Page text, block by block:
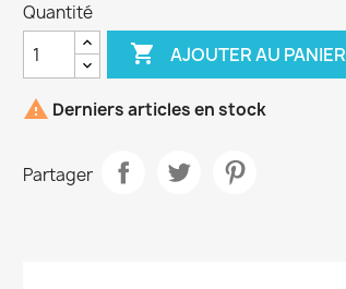
Quantité
 AJOUTER AU PANIER
 Derniers articles en stock
Partager